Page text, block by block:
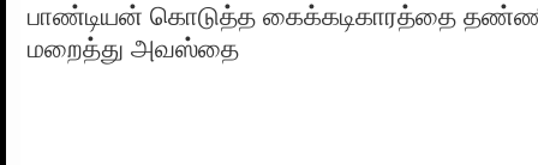
பாண்டியன் கொடுத்த கைக்கடிகாரத்தை
மறைத்து அவஸ்தை